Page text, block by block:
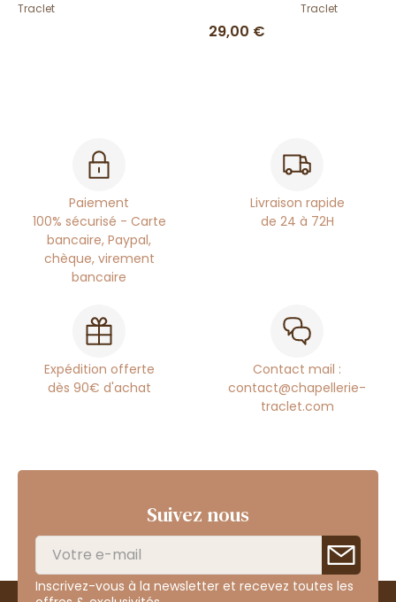
Traclet
29,00 €
Traclet
Paiement
100% sécurisé - Carte
bancaire, Paypal,
chèque, virement
bancaire
Livraison rapide
de 24 à 72H
Expédition offerte
dès 90€ d'achat
Contact mail :
contact@chapellerie-
traclet.com
Suivez nous
Inscrivez-vous à la newsletter et recevez toutes les